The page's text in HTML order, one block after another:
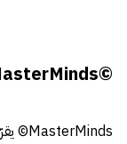
©MasterMinds - ماستر مايندز
MasterMinds© يقرّبك وجهاً لوجه من